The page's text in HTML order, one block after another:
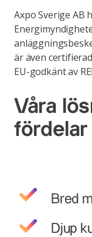
Axpo Sverige AB
är även
EU-godkänt av
Våra
fördelar
Bred
Djup